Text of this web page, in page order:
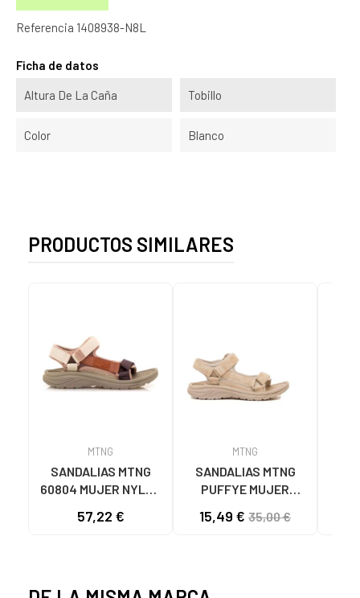
Referencia 1408938-N8L
Ficha de datos
Altura De La Caña Tobillo
Color Blanco
PRODUCTOS SIMILARES
MTNG
SANDALIAS MTNG
60804 MUJER NYLON
TAUPE C59615 - -
57,22 €
MTNG
SANDALIAS MTNG
PUFFYE MUJER
C60056 C60056 -
15,49 € 35,00 €